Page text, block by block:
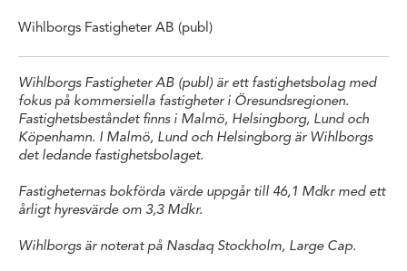
Wihlborgs Fastigheter AB (publ)
Wihlborgs Fastigheter AB (publ) är ett fastighetsbolag med
fokus på kommersiella fastigheter i Öresundsregionen.
Fastighetsbeståndet finns i Malmö, Helsingborg, Lund och
Köpenhamn. I Malmö, Lund och Helsingborg är Wihlborgs
det ledande fastighetsbolaget.
Fastigheternas bokförda värde uppgår till 46,1 Mdkr med ett
årligt hyresvärde om 3,3 Mdkr.
Wihlborgs är noterat på Nasdaq Stockholm, Large Cap.